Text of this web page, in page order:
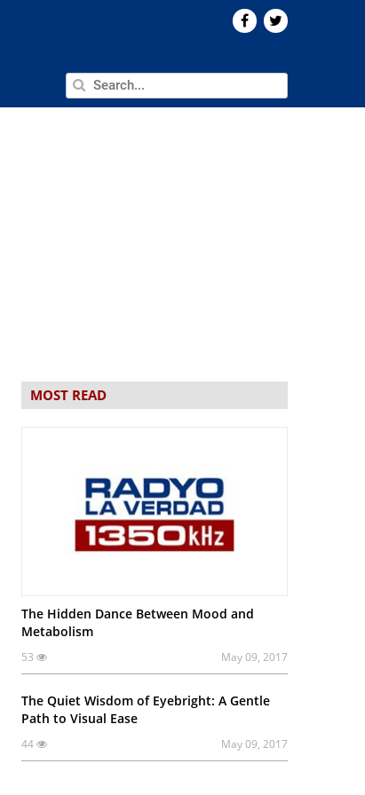
MOST READ
The Hidden Dance Between Mood and
Metabolism
53 May 09, 2017
The Quiet Wisdom of Eyebright: A Gentle
Path to Visual Ease
44 May 09, 2017